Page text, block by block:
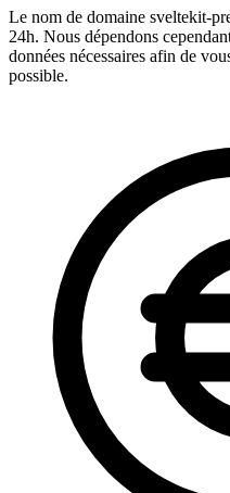
Le nom de domaine sveltekit-
24h. Nous dépendons
données nécessaires afin de
possible.